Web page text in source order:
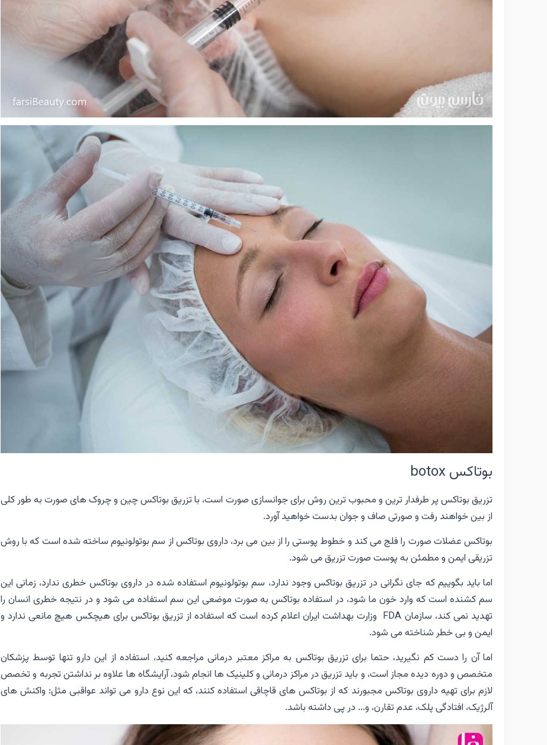
بوتاکس botox
تزریق بوتاکس پر طرفدار ترین و محبوب ترین روش برای جوانسازی صورت است، با تزریق بوتاکس چین و چروک های صورت به طور کلی
از بین خواهند رفت و صورتی صاف و جوان بدست خواهید آورد.
بوتاکس عضلات صورت را فلج می کند و خطوط پوستی را از بین می برد، داروی بوتاکس از سم بوتولونیوم ساخته شده است که با روش
تزریقی ایمن و مطمئن به پوست صورت تزریق می شود.
اما باید بگوییم که جای نگرانی در تزریق بوتاکس وجود ندارد، سم بوتولونیوم استفاده شده در داروی بوتاکس خطری ندارد، زمانی این
سم کشنده است که وارد خون ما شود، در استفاده بوتاکس به صورت موضعی این سم استفاده می شود و در نتیجه خطری انسان را
تهدید نمی کند، سازمان FDA وزارت بهداشت ایران اعلام کرده است که استفاده از تزریق بوتاکس برای هیچکس هیچ مانعی ندارد و
ایمن و بی خطر شناخته می شود.
اما آن را دست کم نگیرید، حتما برای تزریق بوتاکس به مراکز معتبر درمانی مراجعه کنید، استفاده از این دارو تنها توسط پزشکان
متخصص و دوره دیده مجاز است، و باید تزریق در مراکز درمانی و کلینیک ها انجام شود، آرایشگاه ها علاوه بر نداشتن تجربه ‌و تخصص
لازم برای تهیه داروی بوتاکس مجبورند که از بوتاکس های قاچاقی استفاده کنند، که این نوع دارو می تواند عواقبی مثل: واکنش های
آلرژیک، افتادگی پلک، عدم تقارن، و... در پی داشته باشد.